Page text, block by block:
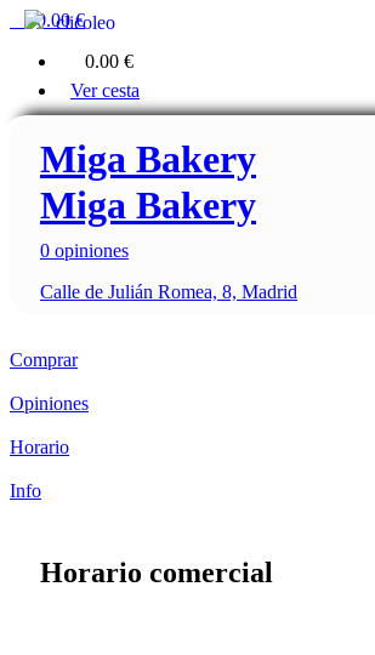
0.00 €
clicoleo
0.00 €
Ver cesta
Miga Bakery
Miga Bakery
0 opiniones
Calle de Julián Romea, 8, Madrid
Comprar
Opiniones
Horario
Info
Horario comercial